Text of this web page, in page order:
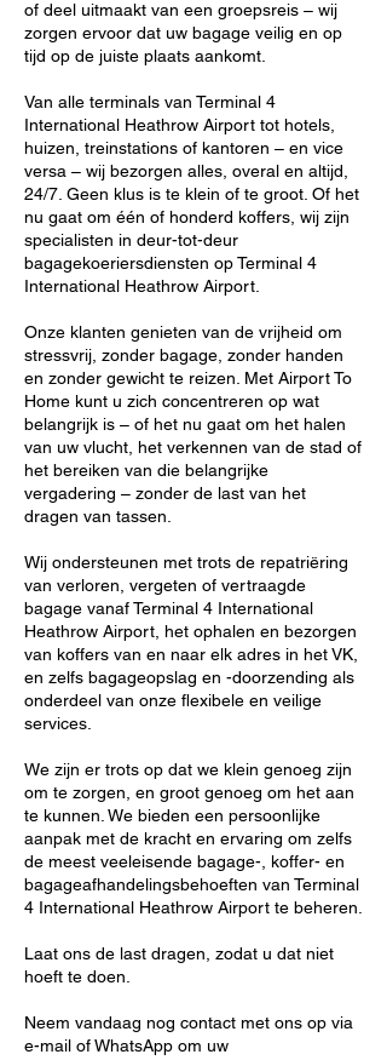
of deel uitmaakt van een groepsreis – wij
zorgen ervoor dat uw bagage veilig en op
tijd op de juiste plaats aankomt.
Van alle terminals van Terminal 4
International Heathrow Airport tot hotels,
huizen, treinstations of kantoren – en vice
versa – wij bezorgen alles, overal en altijd,
24/7. Geen klus is te klein of te groot. Of het
nu gaat om één of honderd koffers, wij zijn
specialisten in deur-tot-deur
bagagekoeriersdiensten op Terminal 4
International Heathrow Airport.
Onze klanten genieten van de vrijheid om
stressvrij, zonder bagage, zonder handen
en zonder gewicht te reizen. Met Airport To
Home kunt u zich concentreren op wat
belangrijk is – of het nu gaat om het halen
van uw vlucht, het verkennen van de stad of
het bereiken van die belangrijke
vergadering – zonder de last van het
dragen van tassen.
Wij ondersteunen met trots de repatriëring
van verloren, vergeten of vertraagde
bagage vanaf Terminal 4 International
Heathrow Airport, het ophalen en bezorgen
van koffers van en naar elk adres in het VK,
en zelfs bagageopslag en -doorzending als
onderdeel van onze flexibele en veilige
services.
We zijn er trots op dat we klein genoeg zijn
om te zorgen, en groot genoeg om het aan
te kunnen. We bieden een persoonlijke
aanpak met de kracht en ervaring om zelfs
de meest veeleisende bagage-, koffer- en
bagageafhandelingsbehoeften van Terminal
4 International Heathrow Airport te beheren.
Laat ons de last dragen, zodat u dat niet
hoeft te doen.
Neem vandaag nog contact met ons op via
e-mail of WhatsApp om uw